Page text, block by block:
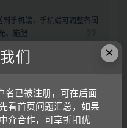
手机端，手机端可调整各阈
、施肥
×
们
名已被注册，可在后面
看首页问题汇总，如果
介合作，可享折扣优